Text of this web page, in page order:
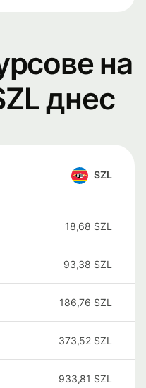
на
днес
SZL
18,68 SZL
93,38 SZL
186,76 SZL
373,52 SZL
933,81 SZL